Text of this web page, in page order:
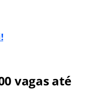
vagas até